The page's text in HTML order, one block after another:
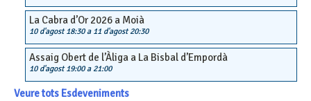
La Cabra d’Or 2026 a Moià
10 d'agost 18:30a 11 d'agost 20:30
Assaig Obert de l’Àliga a La Bisbal d’Empordà
10 d'agost 19:00a 21:00
Veure tots Esdeveniments